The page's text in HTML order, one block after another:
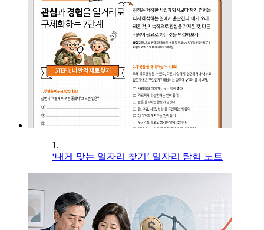
1.
‘내게 맞는 일자리 찾기’ 일자리 탐험 노트